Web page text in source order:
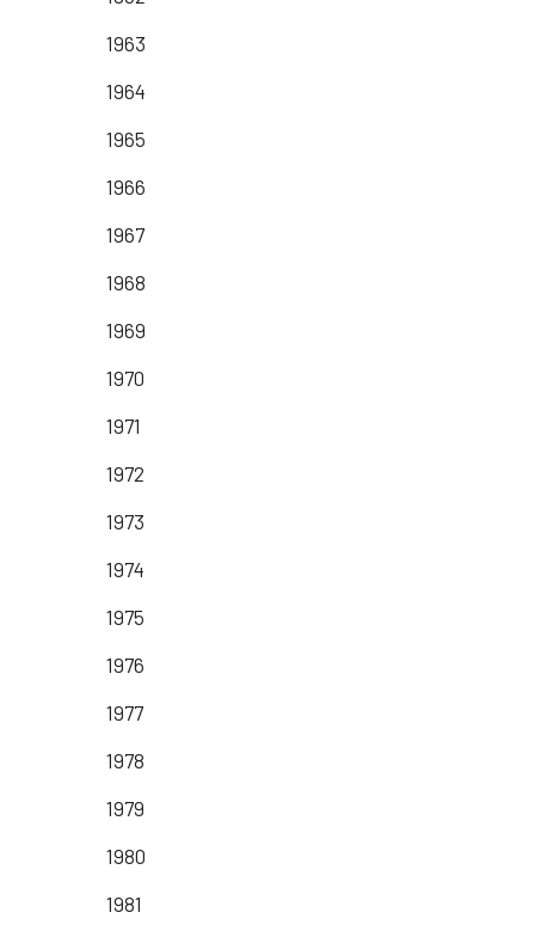
1963
1964
1965
1966
1967
1968
1969
1970
1971
1972
1973
1974
1975
1976
1977
1978
1979
1980
1981